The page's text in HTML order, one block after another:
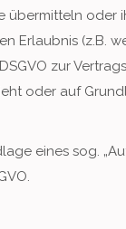
übermitteln oder
Erlaubnis (z.B.
zur
oder auf
eines sog.